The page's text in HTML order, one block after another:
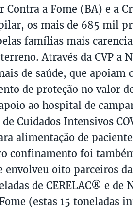
Contra a Fome (BA) e a
os mais de 685 mil
famílias mais
Através da CVP a
de saúde, que apoiam
de proteção no valor
ao hospital de
de Cuidados Intensivos
alimentação de
confinamento foi
envolveu oito parceiros
de CERELAC® e
(estas 15 toneladas